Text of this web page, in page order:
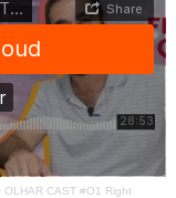
OLHAR CAST #O1 Right